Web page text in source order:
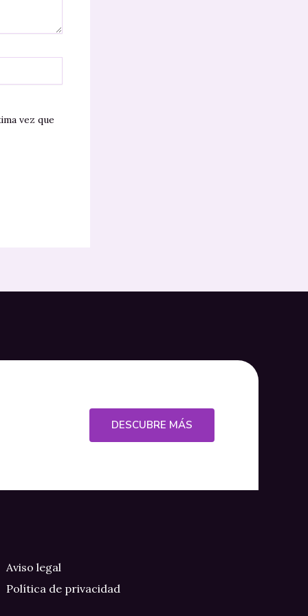
vez que
DESCUBRE MÁS
Aviso legal
Política de privacidad